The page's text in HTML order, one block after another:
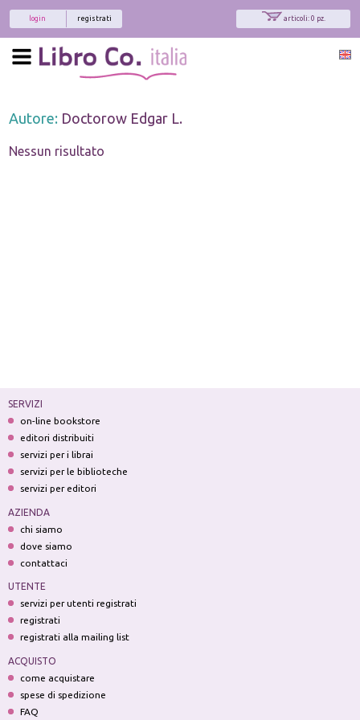
articoli: 0 pz.
registrati
login
Autore: Doctorow Edgar L.
Nessun risultato
SERVIZI
on-line bookstore
editori distribuiti
servizi per i librai
servizi per le biblioteche
servizi per editori
AZIENDA
chi siamo
dove siamo
contattaci
UTENTE
servizi per utenti registrati
registrati
registrati alla mailing list
ACQUISTO
come acquistare
spese di spedizione
FAQ